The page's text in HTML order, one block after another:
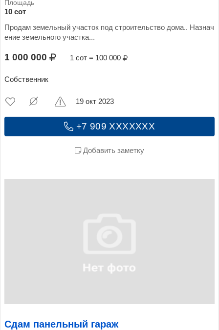
10 сот
Продам земельный участок под строительство дома.. Назнач
ение земельного участка...
1 000 000 1 сот = 100 000
Собственник
+7 909 XXXXXXX
Добавить заметку
19 окт 2023
Сдам панельный гараж